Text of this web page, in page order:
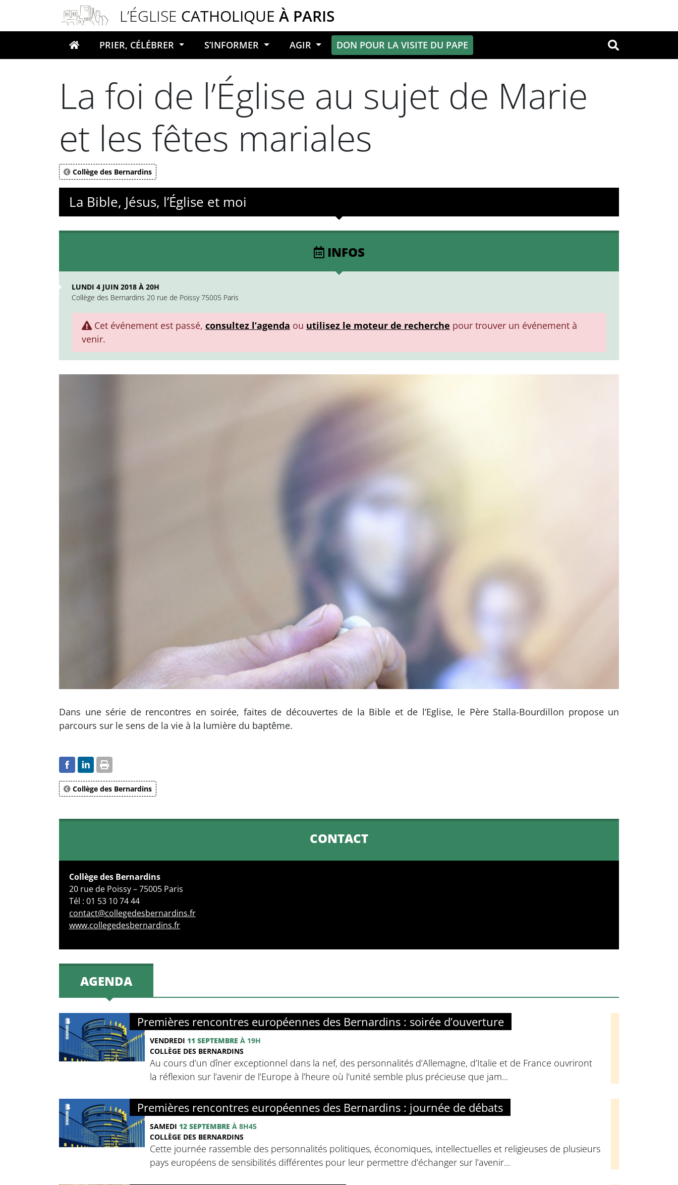
L’ÉGLISE CATHOLIQUE À PARIS
Votre recherche OK
PRIER, CÉLÉBRER S’INFORMER AGIR DON POUR LA VISITE DU PAPE
La foi de l’Église au sujet de Marie
et les fêtes mariales
Collège des Bernardins
La Bible, Jésus, l’Église et moi
INFOS
LUNDI 4 JUIN 2018 À 20H
Collège des Bernardins 20 rue de Poissy 75005 Paris
Cet événement est passé, consultez l’agenda ou utilisez le moteur de recherche pour trouver un événement à
venir.
Dans une série de rencontres en soirée, faites de découvertes de la Bible et de l’Eglise, le Père Stalla-Bourdillon propose un
parcours sur le sens de la vie à la lumière du baptême.
Collège des Bernardins
CONTACT
Collège des Bernardins
20 rue de Poissy – 75005 Paris
Tél : 01 53 10 74 44
contact@collegedesbernardins.fr
www.collegedesbernardins.fr
AGENDA
Premières rencontres européennes des Bernardins : soirée d’ouverture
VENDREDI 11 SEPTEMBRE À 19H
COLLÈGE DES BERNARDINS
Au cours d’un dîner exceptionnel dans la nef, des personnalités d’Allemagne, d’Italie et de France ouvriront
la réflexion sur l’avenir de l’Europe à l’heure où l’unité semble plus précieuse que jam...
Premières rencontres européennes des Bernardins : journée de débats
SAMEDI 12 SEPTEMBRE À 8H45
COLLÈGE DES BERNARDINS
Cette journée rassemble des personnalités politiques, économiques, intellectuelles et religieuses de plusieurs
pays européens de sensibilités différentes pour leur permettre d’échanger sur l’avenir...
Panneau de gestion des cookies